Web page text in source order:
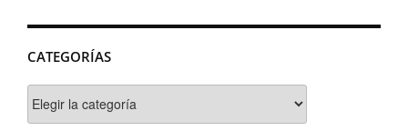
CATEGORÍAS